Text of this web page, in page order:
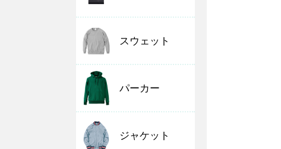
スウェット
パーカー
ジャケット